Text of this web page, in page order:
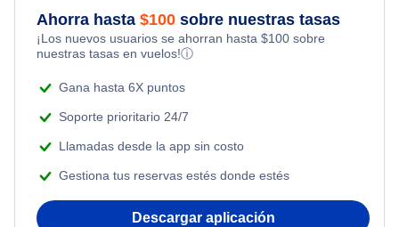
Ahorra hasta $100 sobre nuestras tasas
¡Los nuevos usuarios se ahorran hasta $100 sobre
nuestras tasas en vuelos!ⓘ
Gana hasta 6X puntos
Soporte prioritario 24/7
Llamadas desde la app sin costo
Gestiona tus reservas estés donde estés
Descargar aplicación